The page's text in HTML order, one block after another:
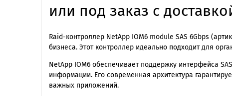
или под заказ с
Raid-контроллер NetApp IOM6 module SAS 6Gbps
бизнеса. Этот контроллер идеально подходит для
NetApp IOM6 обеспечивает поддержку интерфейса
информации. Его современная архитектура
важных приложений.